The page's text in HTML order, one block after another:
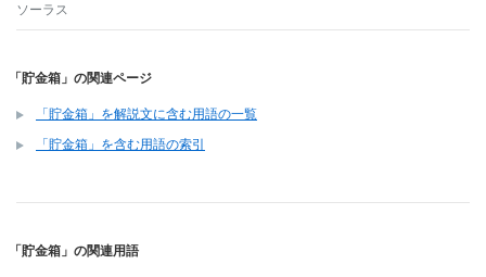
ソーラス
「貯金箱」の関連ページ
「貯金箱」を解説文に含む用語の一覧
「貯金箱」を含む用語の索引
「貯金箱」の関連用語